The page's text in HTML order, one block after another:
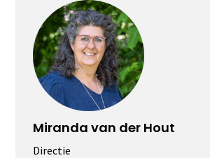
Miranda van der Hout
Directie